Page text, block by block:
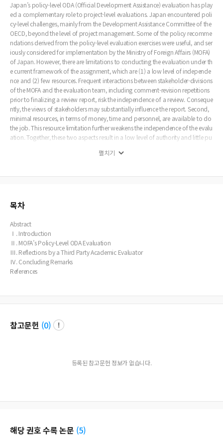
Japan’s policy-level ODA (Official Development Assistance) evaluation has play
ed a complementary role to project-level evaluations. Japan encountered poli
cy-level challenges, mainly from the Development Assistance Committee of the
OECD, beyond the level of project management. Some of the policy recomme
ndations derived from the policy-level evaluation exercises were useful, and ser
iously considered for implementation by the Ministry of Foreign Affairs (MOFA)
of Japan. However, there are limitations to conducting the evaluation under th
e current framework of the assignment, which are (1) a low level of independe
nce and (2) few resources. Frequent interactions between stakeholder-divisions
of the MOFA and the evaluation team, including comment-revision repetitions
prior to finalizing a review report, risk the independence of a review. Conseque
ntly, the views of stakeholders may substantially influence the report. Second,
minimal resources, in terms of money, time and personnel, are available to do
the job. This resource limitation further weakens the independence of the evalu
ation. Together, these two aspects result in a low level of authority and little pu
펼치기
목차
Abstract
Ⅰ. Introduction
Ⅱ. MOFA’s Policy-Level ODA Evaluation
Ⅲ. Reflections by a Third Party Academic Evaluator
Ⅳ. Concluding Remarks
References
참고문헌 (0)
등록된 참고문헌 정보가 없습니다.
해당 권호 수록 논문 (5)